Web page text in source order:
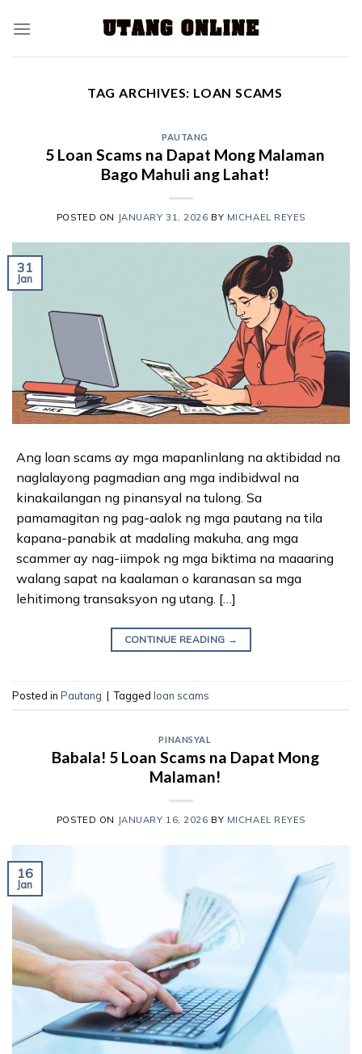
TAG ARCHIVES: LOAN SCAMS
PAUTANG
5 Loan Scams na Dapat Mong Malaman
Bago Mahuli ang Lahat!
POSTED ON JANUARY 31, 2026 BY MICHAEL REYES
31
Jan
Ang loan scams ay mga mapanlinlang na aktibidad na
naglalayong pagmadian ang mga indibidwal na
kinakailangan ng pinansyal na tulong. Sa
pamamagitan ng pag-aalok ng mga pautang na tila
kapana-panabik at madaling makuha, ang mga
scammer ay nag-iimpok ng mga biktima na maaaring
walang sapat na kaalaman o karanasan sa mga
lehitimong transaksyon ng utang. […]
CONTINUE READING →
Posted in Pautang | Tagged loan scams
PINANSYAL
Babala! 5 Loan Scams na Dapat Mong
Malaman!
POSTED ON JANUARY 16, 2026 BY MICHAEL REYES
16
Jan